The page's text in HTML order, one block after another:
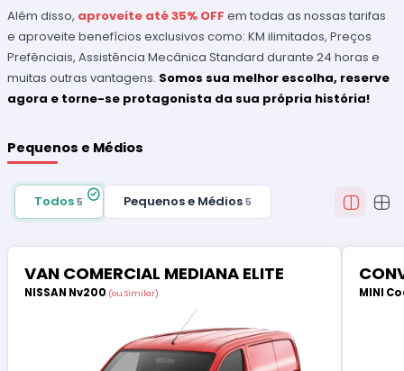
Além disso, aproveite até 35% OFF em todas as nossas tarifas
e aproveite benefícios exclusivos como: KM ilimitados, Preços
Prefênciais, Assistência Mecânica Standard durante 24 horas e
muitas outras vantagens. Somos sua melhor escolha, reserve
agora e torne-se protagonista da sua própria história!
Pequenos e Médios
Todos5 Pequenos e Médios 5
VAN COMERCIAL MEDIANA ELITE
NISSAN Nv200 (ou Similar) MINI